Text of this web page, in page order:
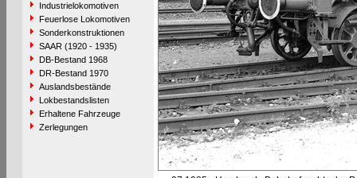
Industrielokomotiven
Feuerlose Lokomotiven
Sonderkonstruktionen
SAAR (1920 - 1935)
DB-Bestand 1968
DR-Bestand 1970
Auslandsbestände
Lokbestandslisten
Erhaltene Fahrzeuge
Zerlegungen